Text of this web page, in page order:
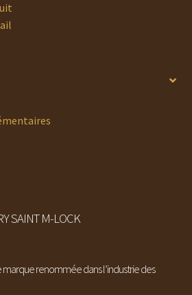
SAINT M-LOCK
renommée dans l’industrie des